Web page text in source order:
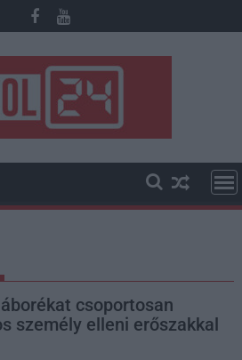
csoportosan
személy elleni erőszakkal